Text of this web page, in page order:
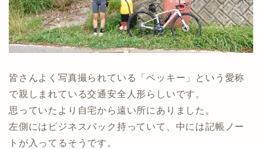
皆さんよく写真撮られている「ベッキー」という愛称
で親しまれている交通安全人形らしいです。
思っていたより自宅から遠い所にありました。
左側にはビジネスバック持っていて、中には記帳ノー
トが入ってるそうです。